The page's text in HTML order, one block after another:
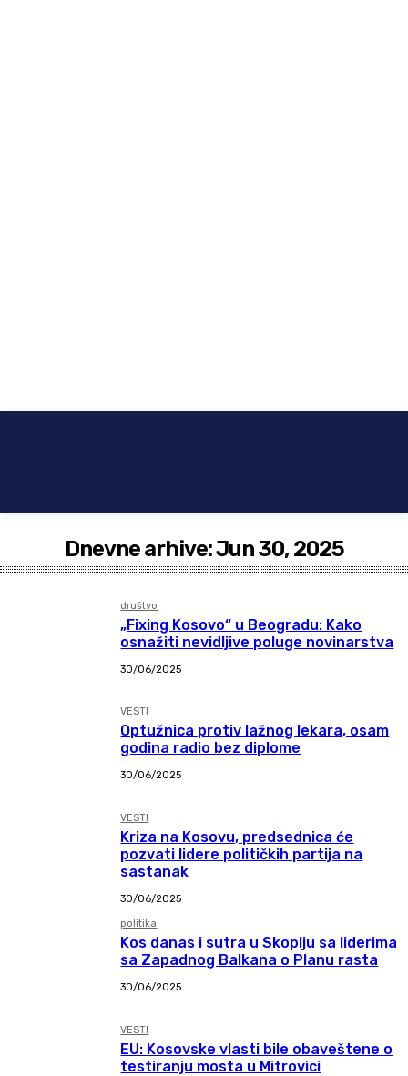
Dnevne arhive: Jun 30, 2025
društvo
„Fixing Kosovo“ u Beogradu: Kako
osnažiti nevidljive poluge novinarstva
30/06/2025
VESTI
Optužnica protiv lažnog lekara, osam
godina radio bez diplome
30/06/2025
VESTI
Kriza na Kosovu, predsednica će
pozvati lidere političkih partija na
sastanak
30/06/2025
politika
Kos danas i sutra u Skoplju sa liderima
sa Zapadnog Balkana o Planu rasta
30/06/2025
VESTI
EU: Kosovske vlasti bile obaveštene o
testiranju mosta u Mitrovici